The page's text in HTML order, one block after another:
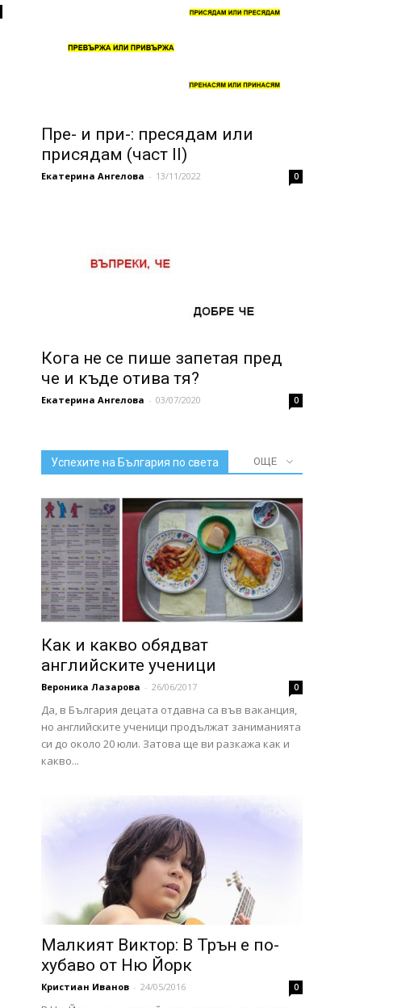
Пре- и при-: пресядам или
присядам (част II)
Екатерина Ангелова - 13/11/2022 0
Кога не се пише запетая пред
че и къде отива тя?
Екатерина Ангелова - 03/07/2020 0
Успехите на България по света ОЩЕ
Как и какво обядват
английските ученици
Вероника Лазарова - 26/06/2017 0
Да, в България децата отдавна са във ваканция,
но английските ученици продължат заниманията
си до около 20 юли. Затова ще ви разкажа как и
какво...
Малкият Виктор: В Трън е по-
хубаво от Ню Йорк
Кристиан Иванов - 24/05/2016 0